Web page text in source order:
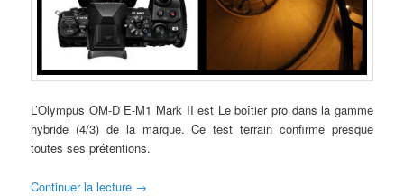
L’Olympus OM-D E-M1 Mark II est Le boîtier pro dans la gamme
hybride (4/3) de la marque. Ce test terrain confirme presque
toutes ses prétentions.
Continuer la lecture →